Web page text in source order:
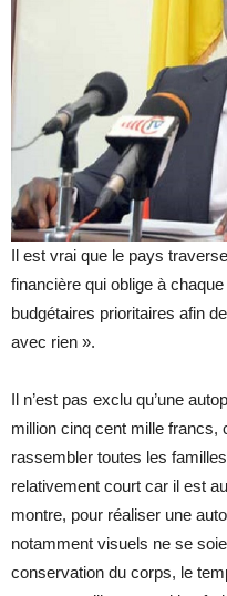
Il est vrai que le pays
financière qui oblige à
budgétaires prioritaires afin
avec rien ».
Il n’est pas exclu qu’une
million cinq cent mille francs,
rassembler toutes les
relativement court car il est
montre, pour réaliser une
notamment visuels ne se
conservation du corps, le